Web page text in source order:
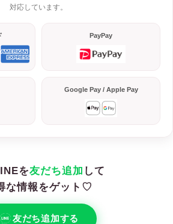
対応しています。
PayPay
Google Pay / Apple Pay
を友だち追加 して
な情報をゲット♡
友だち追加する